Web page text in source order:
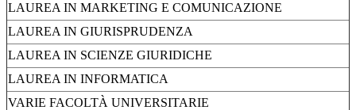
LAUREA IN MARKETING E COMUNICAZIONE
LAUREA IN GIURISPRUDENZA
LAUREA IN SCIENZE GIURIDICHE
LAUREA IN INFORMATICA
VARIE FACOLTÀ UNIVERSITARIE